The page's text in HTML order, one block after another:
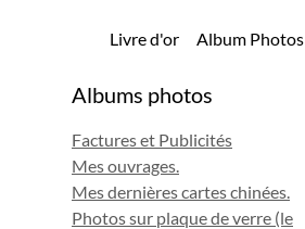
Livre d'or Album Photos
Albums photos
Factures et Publicités
Mes ouvrages.
Mes dernières cartes chinées.
Photos sur plaque de verre (le